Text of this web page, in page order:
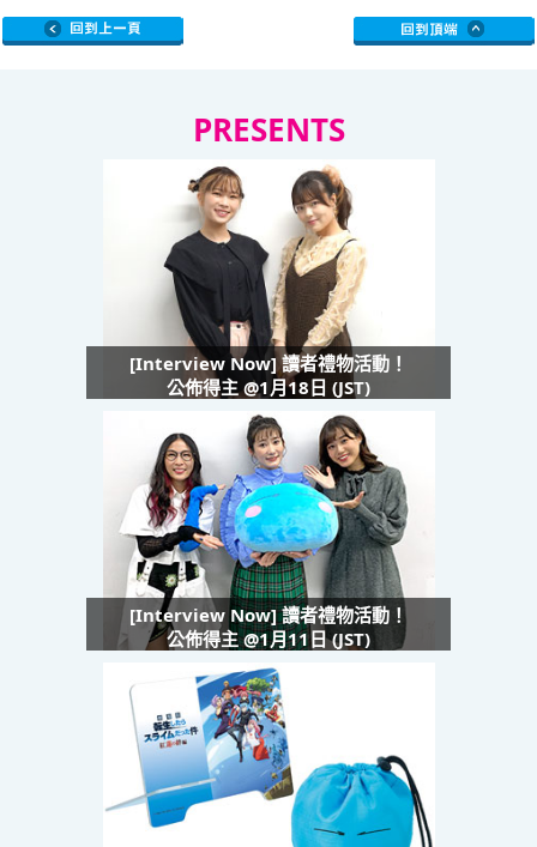
PRESENTS
[Interview Now] 讀者禮物活動！
公佈得主 @1月18日 (JST)
[Interview Now] 讀者禮物活動！
公佈得主 @1月11日 (JST)